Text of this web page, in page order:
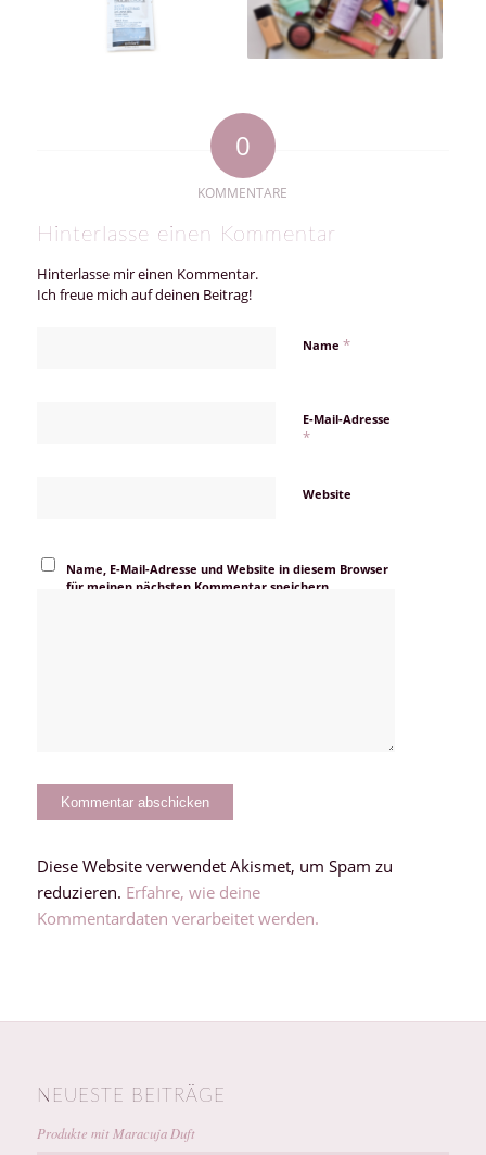
0
KOMMENTARE
Hinterlasse einen Kommentar
Hinterlasse mir einen Kommentar.
Ich freue mich auf deinen Beitrag!
Name *
E-Mail-Adresse
*
Website
Name, E-Mail-Adresse und Website in diesem Browser
für meinen nächsten Kommentar speichern.
Diese Website verwendet Akismet, um Spam zu
reduzieren. Erfahre, wie deine
Kommentardaten verarbeitet werden.
NEUESTE BEITRÄGE
Produkte mit Maracuja Duft